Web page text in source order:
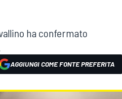
ha confermato
AGGIUNGI COME FONTE PREFERITA